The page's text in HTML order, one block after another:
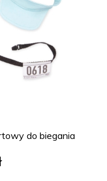
do biegania